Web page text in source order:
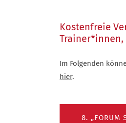
Kostenfreie
Im Folgenden
hier.
8. „FORUM